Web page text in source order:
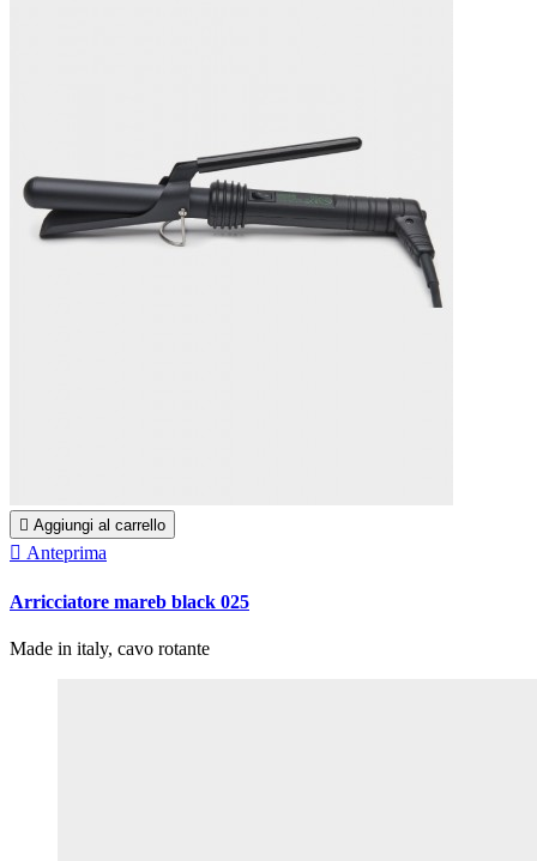
 Aggiungi al carrello
 Anteprima
Arricciatore mareb black 025
Made in italy, cavo rotante